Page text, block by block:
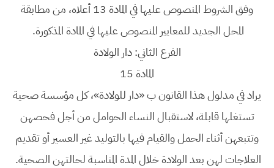
وفق الشروط المنصوص عليها في المادة 13 أعلاه، من مطابقة
المحل الجديد للمعايير المنصوص عليها في المادة المذكورة.
الفرع الثاني: دار الولادة
المادة 15
يراد في مدلول هذا القانون ب «دار للولادة»، كل مؤسسة صحية
تستغلها قابلة، لاستقبال النساء الحوامل من أجل فحصهن
وتتبعهن أثناء الحمل والقيام فيها بالتوليد غير العسير أو تقديم
العلاجات لهن بعد الولادة خلال المدة المناسبة لحالتهن الصحية.